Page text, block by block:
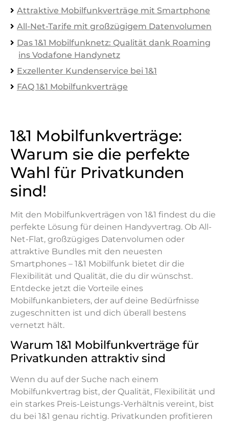
Attraktive Mobilfunkverträge mit Smartphone
All-Net-Tarife mit großzügigem Datenvolumen
Das 1&1 Mobilfunknetz: Qualität dank Roaming
ins Vodafone Handynetz
Exzellenter Kundenservice bei 1&1
FAQ 1&1 Mobilfunkverträge
1&1 Mobilfunkverträge:
Warum sie die perfekte
Wahl für Privatkunden
sind!
Mit den Mobilfunkverträgen von 1&1 findest du die
perfekte Lösung für deinen Handyvertrag. Ob All-
Net-Flat, großzügiges Datenvolumen oder
attraktive Bundles mit den neuesten
Smartphones – 1&1 Mobilfunk bietet dir die
Flexibilität und Qualität, die du dir wünschst.
Entdecke jetzt die Vorteile eines
Mobilfunkanbieters, der auf deine Bedürfnisse
zugeschnitten ist und dich überall bestens
vernetzt hält.
Warum 1&1 Mobilfunkverträge für
Privatkunden attraktiv sind
Wenn du auf der Suche nach einem
Mobilfunkvertrag bist, der Qualität, Flexibilität und
ein starkes Preis-Leistungs-Verhältnis vereint, bist
du bei 1&1 genau richtig. Privatkunden profitieren